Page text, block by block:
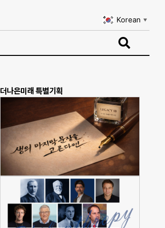
Korean ▼
더나은미래 특별기획